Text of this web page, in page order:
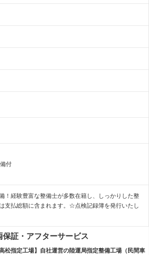
付
！経験豊富な整備士が多数在籍し、しっかりした整
支払総額に含まれます。☆点検記録簿を発行いたし
保証・アフターサービス
高松指定工場】自社運営の陸運局指定整備工場（民間車